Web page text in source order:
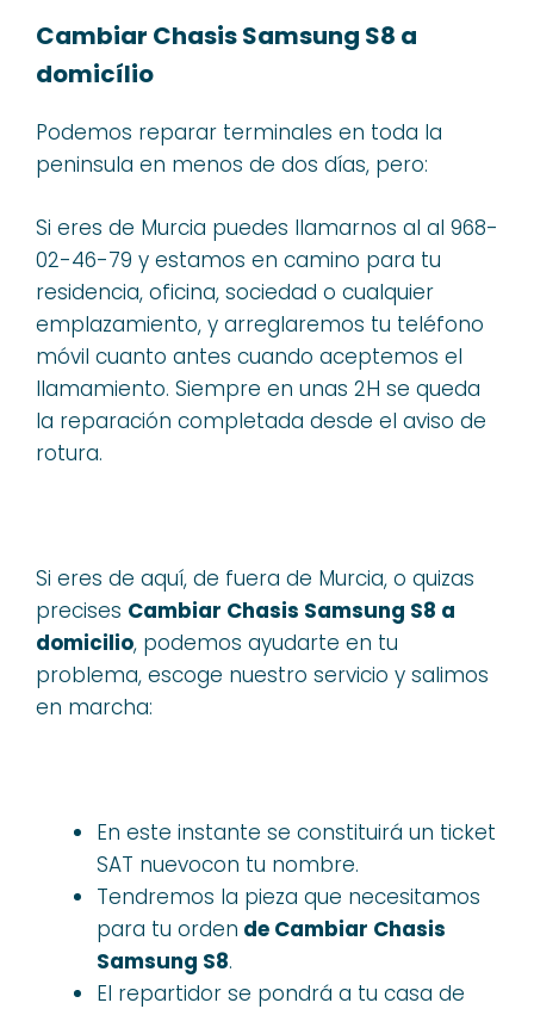
Cambiar Chasis Samsung S8 a
domicílio
Podemos reparar terminales en toda la
peninsula en menos de dos días, pero:
Si eres de Murcia puedes llamarnos al al 968-
02-46-79 y estamos en camino para tu
residencia, oficina, sociedad o cualquier
emplazamiento, y arreglaremos tu teléfono
móvil cuanto antes cuando aceptemos el
llamamiento. Siempre en unas 2H se queda
la reparación completada desde el aviso de
rotura.
Si eres de aquí, de fuera de Murcia, o quizas
precises Cambiar Chasis Samsung S8 a
domicilio, podemos ayudarte en tu
problema, escoge nuestro servicio y salimos
en marcha:
En este instante se constituirá un ticket
SAT nuevocon tu nombre.
Tendremos la pieza que necesitamos
para tu orden de Cambiar Chasis
Samsung S8.
El repartidor se pondrá a tu casa de